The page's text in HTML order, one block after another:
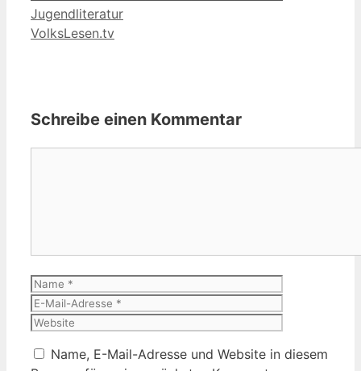
Jugendliteratur
VolksLesen.tv
Schreibe einen Kommentar
Name
Name, E-Mail-Adresse und Website in diesem